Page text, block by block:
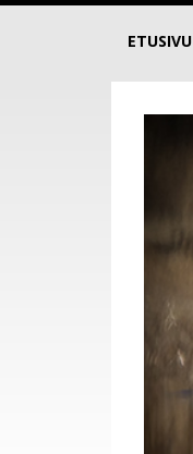
ETUSIVU